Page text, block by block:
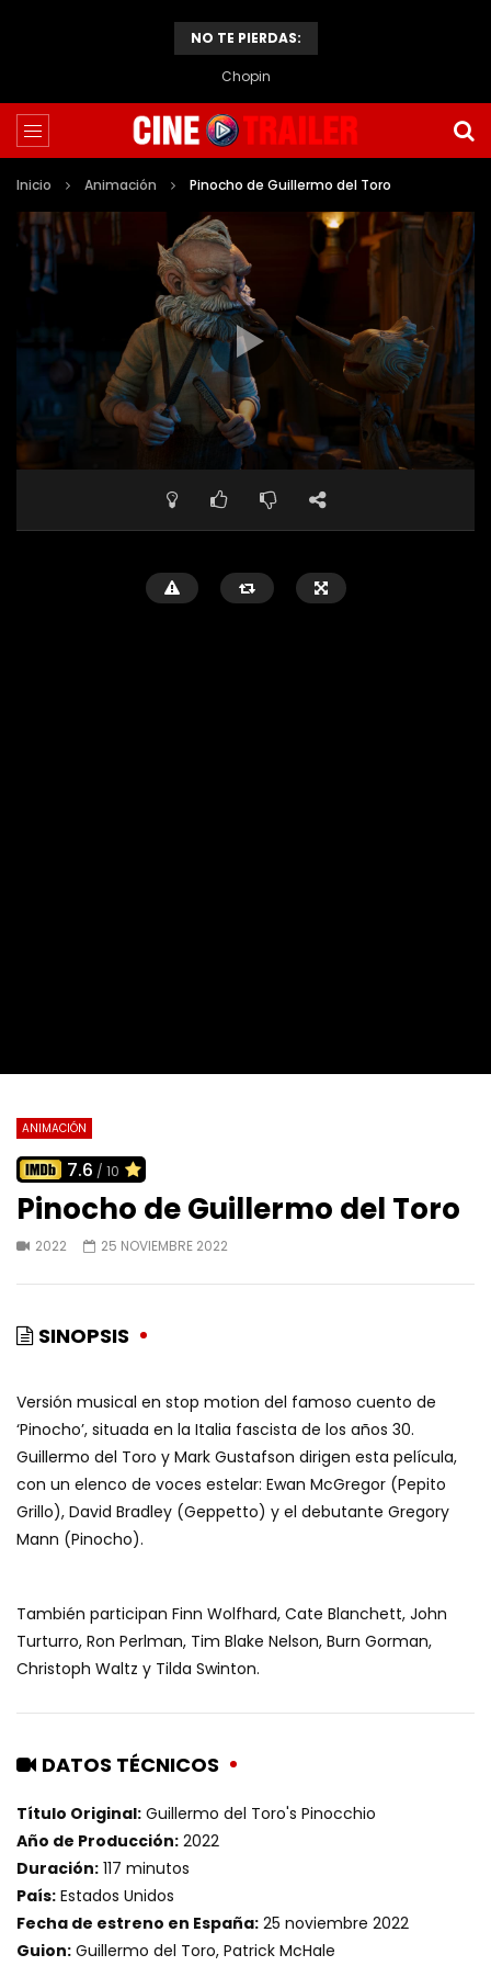
NO TE PIERDAS:
Chopin
Inicio Animación Pinocho de Guillermo del Toro
ANIMACIÓN
7.6 / 10
Pinocho de Guillermo del Toro
2022 25 NOVIEMBRE 2022
SINOPSIS
Versión musical en stop motion del famoso cuento de
‘Pinocho’, situada en la Italia fascista de los años 30.
Guillermo del Toro y Mark Gustafson dirigen esta película,
con un elenco de voces estelar: Ewan McGregor (Pepito
Grillo), David Bradley (Geppetto) y el debutante Gregory
Mann (Pinocho).
También participan Finn Wolfhard, Cate Blanchett, John
Turturro, Ron Perlman, Tim Blake Nelson, Burn Gorman,
Christoph Waltz y Tilda Swinton.
DATOS TÉCNICOS
Título Original: Guillermo del Toro's Pinocchio
Año de Producción: 2022
Duración: 117 minutos
País: Estados Unidos
Fecha de estreno en España: 25 noviembre 2022
Guion: Guillermo del Toro, Patrick McHale